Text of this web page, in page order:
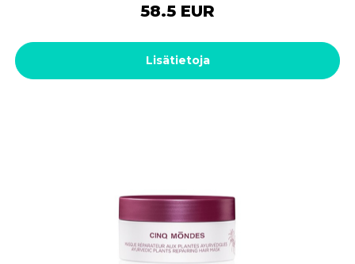
58.5 EUR
Lisätietoja